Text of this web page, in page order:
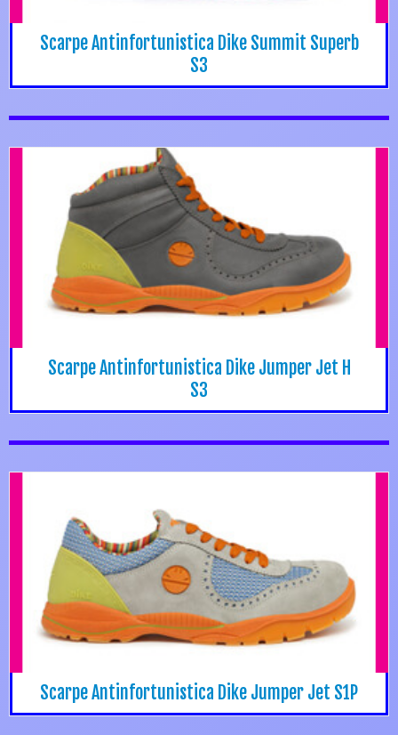
Scarpe Antinfortunistica Dike Summit Superb
S3
Scarpe Antinfortunistica Dike Jumper Jet H
S3
Scarpe Antinfortunistica Dike Jumper Jet S1P